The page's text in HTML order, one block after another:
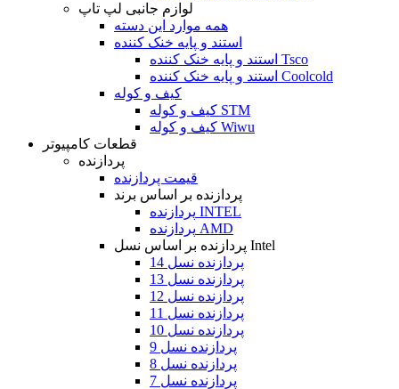
لوازم جانبی لپ تاپ
همه موارد این دسته
استند و پایه خنک کننده
استند و پایه خنک کننده Tsco
استند و پایه خنک کننده Coolcold
کیف و کوله
کیف و کوله STM
کیف و کوله Wiwu
قطعات کامپیوتر
پردازنده
قیمت پردازنده
پردازنده بر اساس برند
پردازنده INTEL
پردازنده AMD
پردازنده بر اساس نسل Intel
پردازنده نسل 14
پردازنده نسل 13
پردازنده نسل 12
پردازنده نسل 11
پردازنده نسل 10
پردازنده نسل 9
پردازنده نسل 8
پردازنده نسل 7